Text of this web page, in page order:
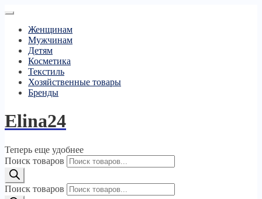
Женщинам
Мужчинам
Детям
Косметика
Текстиль
Хозяйственные товары
Бренды
Elina24
Теперь еще удобнее
Поиск товаров
Поиск товаров